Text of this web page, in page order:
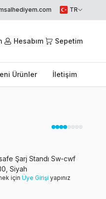
TR
Hesabım Sepetim
Ürünler İletişim
Şarj Standı Sw-cwf
Siyah
için Üye Girişi yapınız